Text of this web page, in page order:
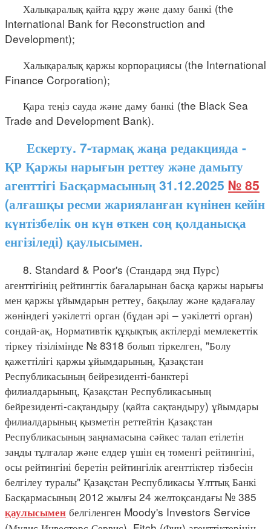
Халықаралық қайта құру және даму банкі (the
International Bank for Reconstruction and
Development);
Халықаралық қаржы корпорациясы (the International
Finance Corporation);
Қара теңіз сауда және даму банкі (the Black Sea
Trade and Development Bank).
Ескерту. 7-тармақ жаңа редакцияда -
ҚР Қаржы нарығын реттеу және дамыту
агенттігі Басқармасының 31.12.2025 № 85
(алғашқы ресми жарияланған күнінен кейін
күнтізбелік он күн өткен соң қолданысқа
енгізіледі) қаулысымен.
8. Standard & Poor's (Стандард энд Пурс)
агенттігінің рейтингтік бағаларынан басқа қаржы нарығы
мен қаржы ұйымдарын реттеу, бақылау және қадағалау
жөніндегі уәкілетті орган (бұдан әрі – уәкілетті орган)
сондай-ақ, Нормативтік құқықтық актілерді мемлекеттік
тіркеу тізілімінде № 8318 болып тіркелген, "Болу
қажеттілігі қаржы ұйымдарының, Қазақстан
Республикасының бейрезиденті-банктері
филиалдарының, Қазақстан Республикасының
бейрезиденті-сақтандыру (қайта сақтандыру) ұйымдары
филиалдарының қызметін реттейтін Қазақстан
Республикасының заңнамасына сәйкес талап етілетін
заңды тұлғалар және елдер үшін ең төменгі рейтингіні,
осы рейтингіні беретін рейтингілік агенттіктер тізбесін
белгілеу туралы" Қазақстан Республикасы Ұлттық Банкі
Басқармасының 2012 жылғы 24 желтоқсандағы № 385
қаулысымен белгіленген Moody's Investors Service